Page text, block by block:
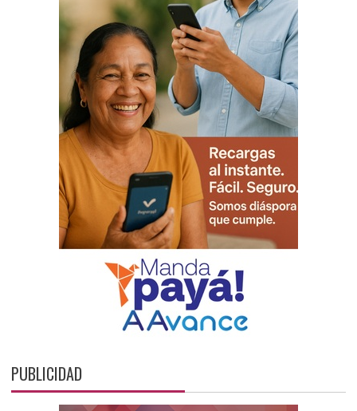
PUBLICIDAD